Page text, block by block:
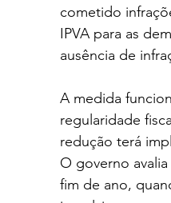
cometido
IPVA para as
ausência de
A medida
regularidade
redução terá
O governo
fim de ano,